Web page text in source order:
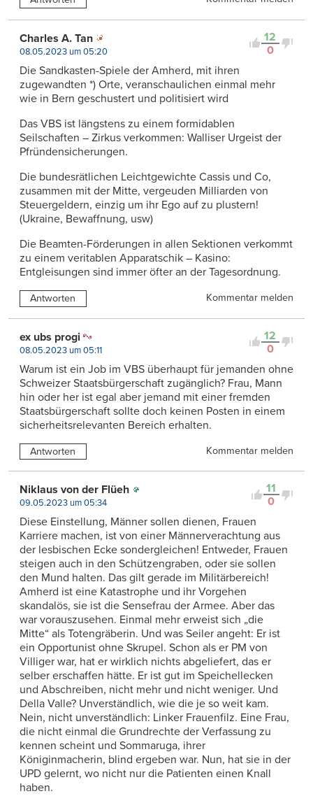
12
0
Charles A. Tan
08.05.2023 um 05:20
Die Sandkasten-Spiele der Amherd, mit ihren
zugewandten *) Orte, veranschaulichen einmal mehr
wie in Bern geschustert und politisiert wird
Das VBS ist längstens zu einem formidablen
Seilschaften – Zirkus verkommen: Walliser Urgeist der
Pfründensicherungen.
Die bundesrätlichen Leichtgewichte Cassis und Co,
zusammen mit der Mitte, vergeuden Milliarden von
Steuergeldern, einzig um ihr Ego auf zu plustern!
(Ukraine, Bewaffnung, usw)
Die Beamten-Förderungen in allen Sektionen verkommt
zu einem veritablen Apparatschik – Kasino:
Entgleisungen sind immer öfter an der Tagesordnung.
Antworten Kommentar melden
12
0
ex ubs progi
08.05.2023 um 05:11
Warum ist ein Job im VBS überhaupt für jemanden ohne
Schweizer Staatsbürgerschaft zugänglich? Frau, Mann
hin oder her ist egal aber jemand mit einer fremden
Staatsbürgerschaft sollte doch keinen Posten in einem
sicherheitsrelevanten Bereich erhalten.
Antworten Kommentar melden
11
0
Niklaus von der Flüeh
09.05.2023 um 05:34
Diese Einstellung, Männer sollen dienen, Frauen
Karriere machen, ist von einer Männerverachtung aus
der lesbischen Ecke sondergleichen! Entweder, Frauen
steigen auch in den Schützengraben, oder sie sollen
den Mund halten. Das gilt gerade im Militärbereich!
Amherd ist eine Katastrophe und ihr Vorgehen
skandalös, sie ist die Sensefrau der Armee. Aber das
war vorauszusehen. Einmal mehr erweist sich „die
Mitte“ als Totengräberin. Und was Seiler angeht: Er ist
ein Opportunist ohne Skrupel. Schon als er PM von
Villiger war, hat er wirklich nichts abgeliefert, das er
selber erschaffen hätte. Er ist gut im Speichellecken
und Abschreiben, nicht mehr und nicht weniger. Und
Della Valle? Unverständlich, wie die je so weit kam.
Nein, nicht unverständlich: Linker Frauenfilz. Eine Frau,
die nicht einmal die Grundrechte der Verfassung zu
kennen scheint und Sommaruga, ihrer
Königinmacherin, blind ergeben war. Nun, hat sie in der
UPD gelernt, wo nicht nur die Patienten einen Knall
haben.